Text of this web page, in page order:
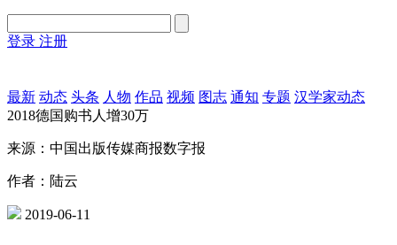
登录 注册
最新 动态 头条 人物 作品 视频 图志 通知 专题 汉学家动态
2018德国购书人增30万
来源：中国出版传媒商报数字报
作者：陆云
2019-06-11